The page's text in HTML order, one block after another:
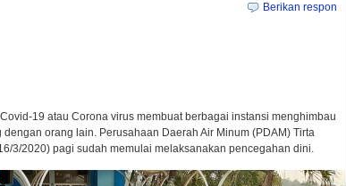
Berikan respon
19 atau Corona virus membuat berbagai instansi menghimbau
orang lain. Perusahaan Daerah Air Minum (PDAM) Tirta
3/2020) pagi sudah memulai melaksanakan pencegahan dini.